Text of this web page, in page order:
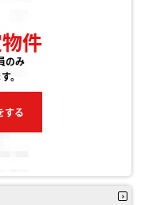
件
のみ
。
する